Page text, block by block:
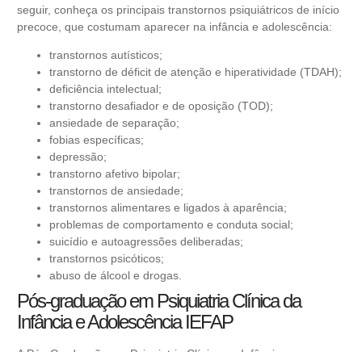
seguir, conheça os principais transtornos psiquiátricos de início
precoce, que costumam aparecer na infância e adolescência:
transtornos autísticos;
transtorno de déficit de atenção e hiperatividade (TDAH);
deficiência intelectual;
transtorno desafiador e de oposição (TOD);
ansiedade de separação;
fobias específicas;
depressão;
transtorno afetivo bipolar;
transtornos de ansiedade;
transtornos alimentares e ligados à aparência;
problemas de comportamento e conduta social;
suicídio e autoagressões deliberadas;
transtornos psicóticos;
abuso de álcool e drogas.
Pós-graduação em Psiquiatria Clínica da
Infância e Adolescência IEFAP